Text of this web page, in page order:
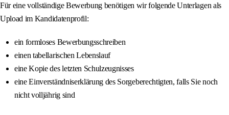
Für eine vollständige Bewerbung benötigen wir folgende Unterlagen als
Upload im Kandidatenprofil:
ein formloses Bewerbungsschreiben
einen tabellarischen Lebenslauf
eine Kopie des letzten Schulzeugnisses
eine Einverständniserklärung des Sorgeberechtigten, falls Sie noch
nicht volljährig sind